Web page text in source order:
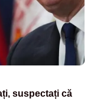
suspectați că